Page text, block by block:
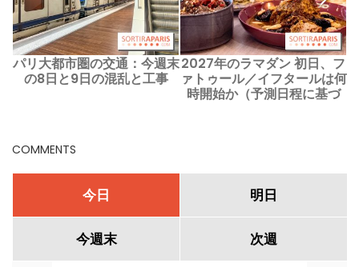
パリ大都市圏の交通：今週末
の8日と9日の混乱と工事
2027年のラマダン 初日、フ
ァトゥール／イフタールは何
時開始か（予測日程に基づ
COMMENTS
今日 明日
今週末 次週